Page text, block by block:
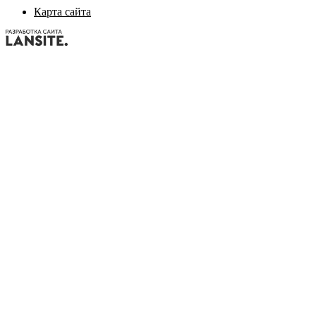
Карта сайта